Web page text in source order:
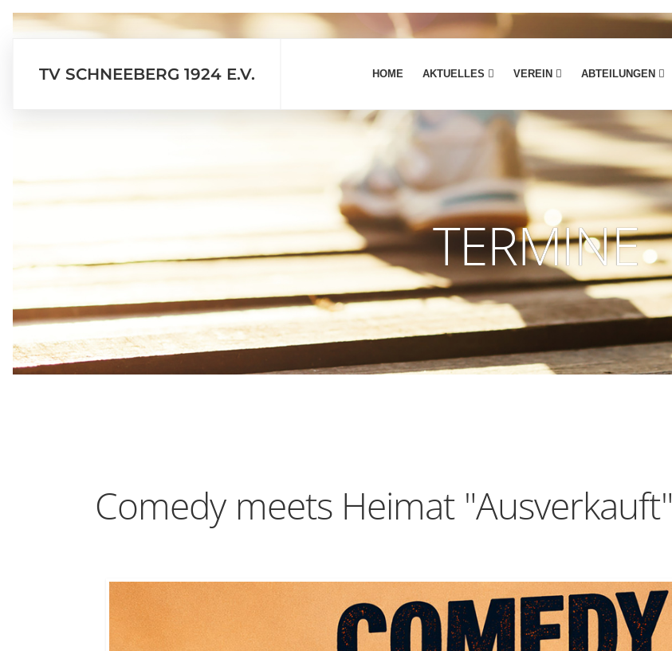
TV SCHNEEBERG 1924 E.V. HOME AKTUELLES VEREIN
Vorstand
Chronik
Hallenvermietung
ABTEILUNGEN
Tischtennis
Leichtathletik
Turnen
TERMINE
Comedy meets Heimat "Ausverkauft"